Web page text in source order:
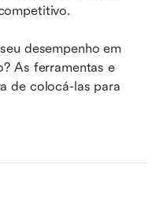
desempenho em
As ferramentas e
de colocá-las para